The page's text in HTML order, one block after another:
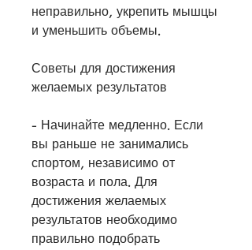
неправильно, укрепить мышцы
и уменьшить объемы.
Советы для достижения
желаемых результатов
- Начинайте медленно. Если
вы раньше не занимались
спортом, независимо от
возраста и пола. Для
достижения желаемых
результатов необходимо
правильно подобрать